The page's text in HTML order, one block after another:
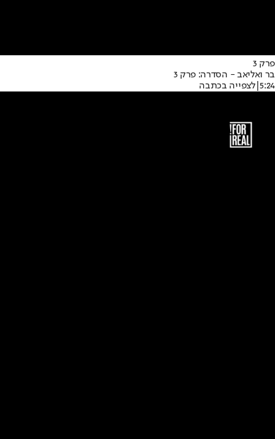
פרק 3
בר ואליאב - הסדרה: פרק 3
5:24
|לצפייה בכתבה